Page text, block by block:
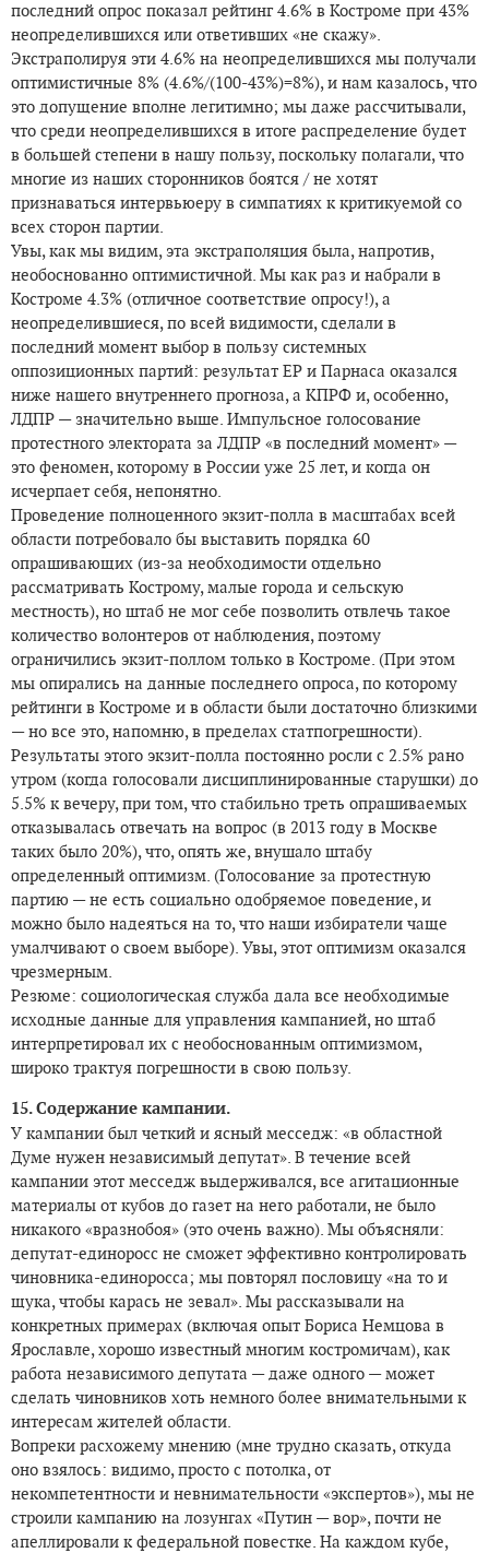
последний опрос показал рейтинг 4.6% в Костроме при 43%
неопределившихся или ответивших «не скажу».
Экстраполируя эти 4.6% на неопределившихся мы получали
оптимистичные 8% (4.6%/(100-43%)=8%), и нам казалось, что
это допущение вполне легитимно; мы даже рассчитывали,
что среди неопределившихся в итоге распределение будет
в большей степени в нашу пользу, поскольку полагали, что
многие из наших сторонников боятся / не хотят
признаваться интервьюеру в симпатиях к критикуемой со
всех сторон партии.
Увы, как мы видим, эта экстраполяция была, напротив,
необоснованно оптимистичной. Мы как раз и набрали в
Костроме 4.3% (отличное соответствие опросу!), а
неопределившиеся, по всей видимости, сделали в
последний момент выбор в пользу системных
оппозиционных партий: результат ЕР и Парнаса оказался
ниже нашего внутреннего прогноза, а КПРФ и, особенно,
ЛДПР — значительно выше. Импульсное голосование
протестного электората за ЛДПР «в последний момент» —
это феномен, которому в России уже 25 лет, и когда он
исчерпает себя, непонятно.
Проведение полноценного экзит-полла в масштабах всей
области потребовало бы выставить порядка 60
опрашивающих (из-за необходимости отдельно
рассматривать Кострому, малые города и сельскую
местность), но штаб не мог себе позволить отвлечь такое
количество волонтеров от наблюдения, поэтому
ограничились экзит-поллом только в Костроме. (При этом
мы опирались на данные последнего опроса, по которому
рейтинги в Костроме и в области были достаточно близкими
— но все это, напомню, в пределах статпогрешности).
Результаты этого экзит-полла постоянно росли с 2.5% рано
утром (когда голосовали дисциплинированные старушки) до
5.5% к вечеру, при том, что стабильно треть опрашиваемых
отказывалась отвечать на вопрос (в 2013 году в Москве
таких было 20%), что, опять же, внушало штабу
определенный оптимизм. (Голосование за протестную
партию — не есть социально одобряемое поведение, и
можно было надеяться на то, что наши избиратели чаще
умалчивают о своем выборе). Увы, этот оптимизм оказался
чрезмерным.
Резюме: социологическая служба дала все необходимые
исходные данные для управления кампанией, но штаб
интерпретировал их с необоснованным оптимизмом,
широко трактуя погрешности в свою пользу.
15. Содержание кампании.
У кампании был четкий и ясный месседж: «в областной
Думе нужен независимый депутат». В течение всей
кампании этот месседж выдерживался, все агитационные
материалы от кубов до газет на него работали, не было
никакого «вразнобоя» (это очень важно). Мы объясняли:
депутат-единоросс не сможет эффективно контролировать
чиновника-единоросса; мы повторял пословицу «на то и
щука, чтобы карась не зевал». Мы рассказывали на
конкретных примерах (включая опыт Бориса Немцова в
Ярославле, хорошо известный многим костромичам), как
работа независимого депутата — даже одного — может
сделать чиновников хоть немного более внимательными к
интересам жителей области.
Вопреки расхожему мнению (мне трудно сказать, откуда
оно взялось: видимо, просто с потолка, от
некомпетентности и невнимательности «экспертов»), мы не
строили кампанию на лозунгах «Путин — вор», почти не
апеллировали к федеральной повестке. На каждом кубе,